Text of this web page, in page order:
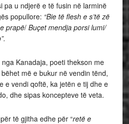
pa u ndjerë e të fusin në larminë
popullore: “Bie të flesh e s’të zë
prapë/ Buçet mendja porsi lumi/
Kanadaja, poeti thekson me
më e bukur në vendin tënd,
e vendi qoftë, ka jetën e tij dhe e
dhe sipas koncepteve të veta.
të gjitha edhe për “retë e